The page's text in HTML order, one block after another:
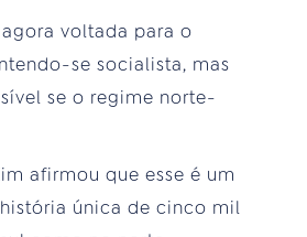
voltada para o
se socialista, mas
se o regime norte-
afirmou que esse é um
única de cinco mil